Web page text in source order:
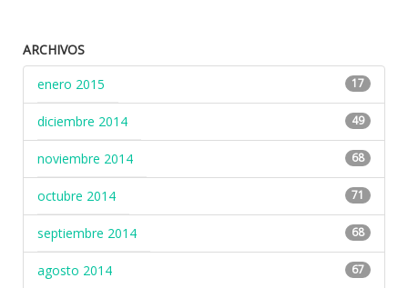
ARCHIVOS
enero 2015
17
diciembre 2014 49
noviembre 2014 68
octubre 2014 71
septiembre 2014 68
agosto 2014 67